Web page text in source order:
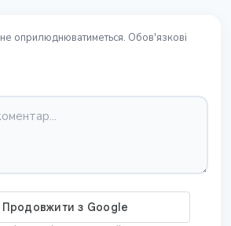
оприлюднюватиметься. Обов'язкові